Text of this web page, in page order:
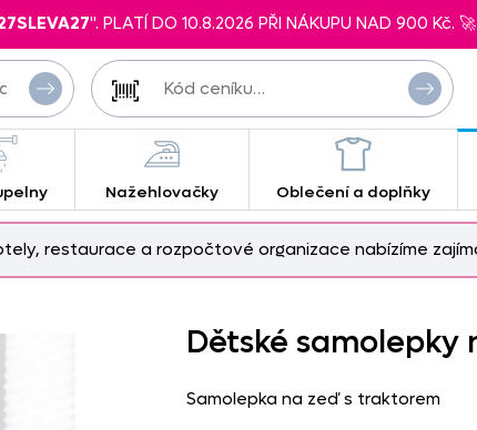
". PLATÍ DO 10.8.2026 PŘI NÁKUPU NAD 900 Kč. 🚀
Nažehlovačky Oblečení a doplňky
restaurace a rozpočtové organizace nabízíme
Dětské
Samolepka na zeď s traktorem